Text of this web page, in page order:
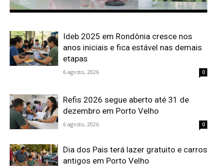
Ideb 2025 em Rondônia cresce nos
anos iniciais e fica estável nas demais
etapas
6 agosto, 2026 0
Refis 2026 segue aberto até 31 de
dezembro em Porto Velho
6 agosto, 2026 0
Dia dos Pais terá lazer gratuito e carros
antigos em Porto Velho